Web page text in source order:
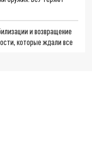
и возвращение
которые ждали все